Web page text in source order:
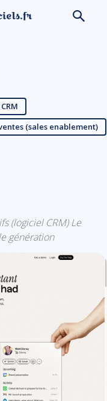
(sales enablement)
(logiciel CRM) Le
génération